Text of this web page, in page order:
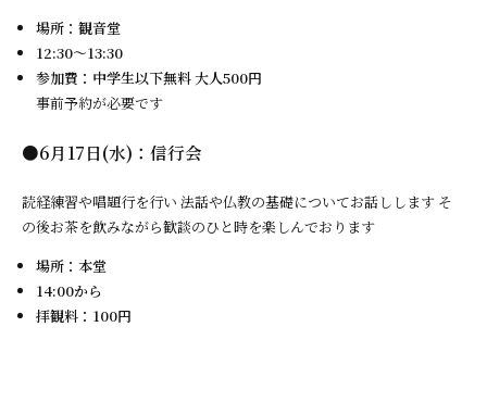
場所：観音堂
12:30～13:30
参加費：中学生以下無料 大人500円
事前予約が必要です
●6月17日(水)：信行会
読経練習や唱題行を行い 法話や仏教の基礎についてお話しします そ
の後お茶を飲みながら歓談のひと時を楽しんでおります
場所：本堂
14:00から
拝観料：100円